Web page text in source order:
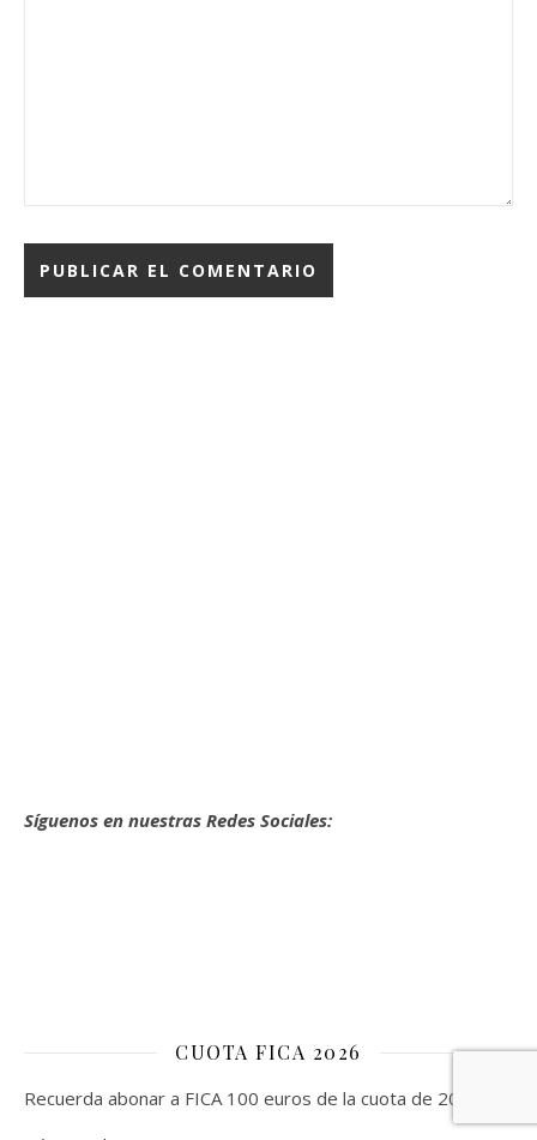
Síguenos en nuestras Redes Sociales:
CUOTA FICA 2026
Recuerda abonar a FICA 100 euros de la cuota de 2026.